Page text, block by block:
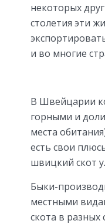
некоторых
столетия эти
и во многие
В Швейцарии
горными и
места
есть свои
швицкий скот
Быки-
местными
скота в разных